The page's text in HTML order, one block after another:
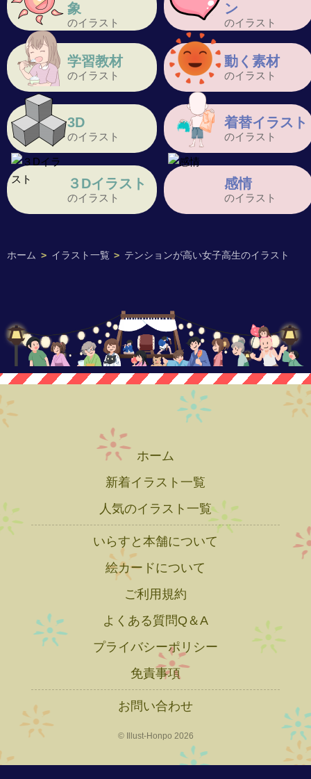
ホーム > イラスト一覧 > テンションが高い女子高生のイラスト
象
のイラスト
ン
のイラスト
学習教材
のイラスト
動く素材
のイラスト
3D
のイラスト
着替イラスト
のイラスト
３Dイラスト
のイラスト
感情
のイラスト
ホーム
新着イラスト一覧
人気のイラスト一覧
いらすと本舗について
絵カードについて
ご利用規約
よくある質問Q＆A
プライバシーポリシー
免責事項
お問い合わせ
© Illust-Honpo 2026